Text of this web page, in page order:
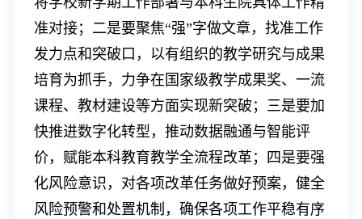
准对接；二是要聚焦“强”字做文章，找准工作
发力点和突破口，以有组织的教学研究与成果
培育为抓手，力争在国家级教学成果奖、一流
课程、教材建设等方面实现新突破；三是要加
快推进数字化转型，推动数据融通与智能评
价，赋能本科教育教学全流程改革；四是要强
化风险意识，对各项改革任务做好预案，健全
风险预警和处置机制，确保各项工作平稳有序